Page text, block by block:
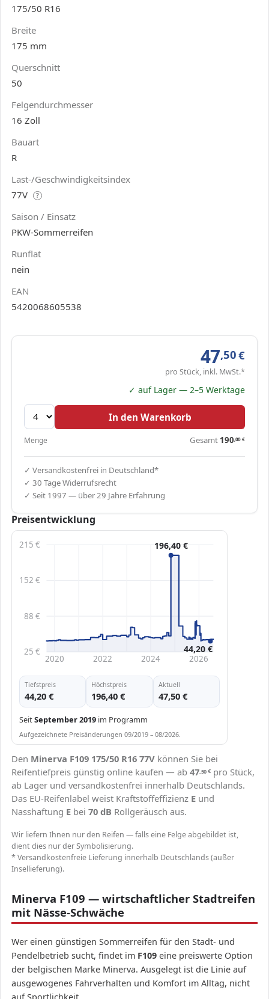
175/50 R16
Breite
175 mm
Querschnitt
50
Felgendurchmesser
16 Zoll
Bauart
R
Last-/Geschwindigkeitsindex
77V
?
Saison / Einsatz
PKW-Sommerreifen
Runflat
nein
EAN
5420068605538
47,50€
pro Stück, inkl. MwSt.*
✓ auf Lager — 2–5 Werktage
In den Warenkorb
Menge Gesamt 190,00€
✓ Versandkostenfrei in Deutschland*
✓ 30 Tage Widerrufsrecht
✓ Seit 1997 — über 29 Jahre Erfahrung
Preisentwicklung
25 €
88 €
152 €
215 €
2020 2022 2024 2026
196,40 €
44,20 €
Tiefstpreis
44,20 €
Höchstpreis
196,40 €
Aktuell
47,50 €
SeitSeptember 2019 im Programm
Aufgezeichnete Preisänderungen 09/2019 – 08/2026.
Den Minerva F109 175/50 R16 77V können Sie bei
Reifentiefpreis günstig online kaufen — ab 47,50€ pro Stück,
ab Lager und versandkostenfrei innerhalb Deutschlands.
Das EU-Reifenlabel weist Kraftstoffeffizienz E und
Nasshaftung E bei 70 dB Rollgeräusch aus.
Wir liefern Ihnen nur den Reifen — falls eine Felge abgebildet ist,
dient dies nur der Symbolisierung.
* Versandkostenfreie Lieferung innerhalb Deutschlands (außer
Insellieferung).
Minerva F109 — wirtschaftlicher Stadtreifen
mit Nässe-Schwäche
Wer einen günstigen Sommerreifen für den Stadt- und
Pendelbetrieb sucht, findet im F109 eine preiswerte Option
der belgischen Marke Minerva. Ausgelegt ist die Linie auf
ausgewogenes Fahrverhalten und Komfort im Alltag, nicht
auf Sportlichkeit.